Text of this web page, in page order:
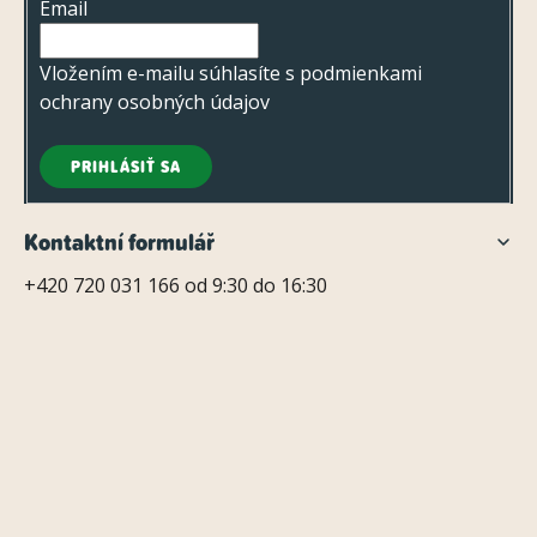
Email
Vložením e-mailu súhlasíte s podmienkami
ochrany osobných údajov
PRIHLÁSIŤ SA
Kontaktní formulář
+420 720 031 166 od 9:30 do 16:30